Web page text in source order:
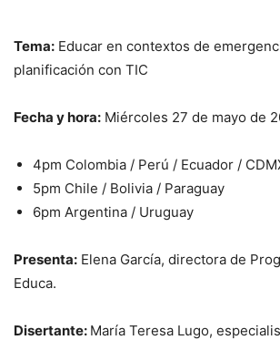
Tema: Educar en contextos de
planificación con TIC
Fecha y hora: Miércoles 27 de mayo de
4pm Colombia / Perú / Ecuador /
5pm Chile / Bolivia / Paraguay
6pm Argentina / Uruguay
Presenta: Elena García, directora de
Educa.
Disertante: María Teresa Lugo,